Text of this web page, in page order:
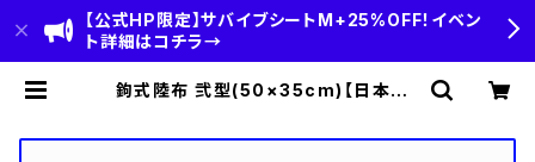
【公式HP限定】サバイブシートM+25%OFF！イベン
ト詳細はコチラ→
鉤式陸布 弐型(50×35cm)【日本製】
ドシート ソロ 軽量 マルチ BOX マッ